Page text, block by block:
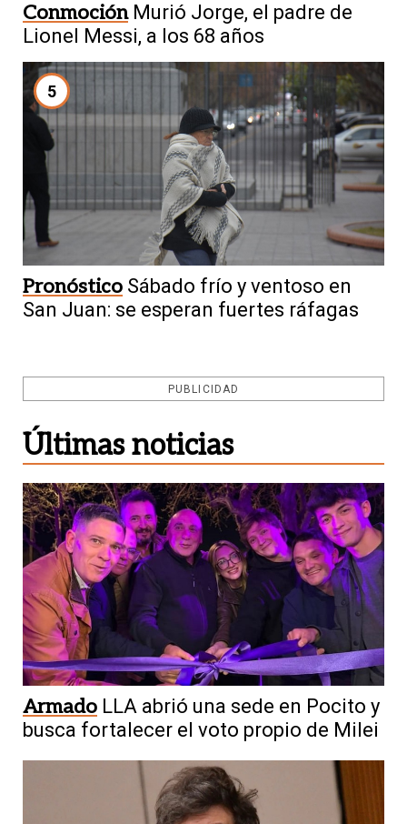
Conmoción Murió Jorge, el padre de
Lionel Messi, a los 68 años
5
Pronóstico Sábado frío y ventoso en
San Juan: se esperan fuertes ráfagas
PUBLICIDAD
Últimas noticias
Armado LLA abrió una sede en Pocito y
busca fortalecer el voto propio de Milei